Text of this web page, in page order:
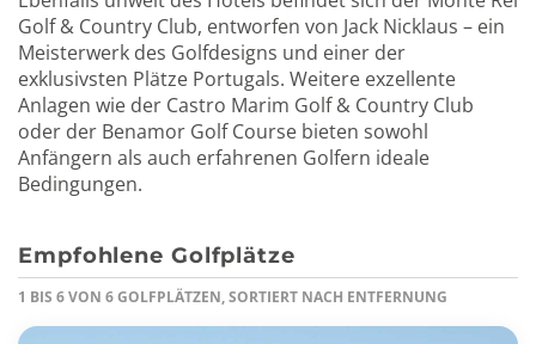
Golf & Country Club, entworfen von Jack Nicklaus – ein
Meisterwerk des Golfdesigns und einer der
exklusivsten Plätze Portugals. Weitere exzellente
Anlagen wie der Castro Marim Golf & Country Club
oder der Benamor Golf Course bieten sowohl
Anfängern als auch erfahrenen Golfern ideale
Bedingungen.
Empfohlene Golfplätze
1 BIS 6 VON 6 GOLFPLÄTZEN, SORTIERT NACH ENTFERNUNG